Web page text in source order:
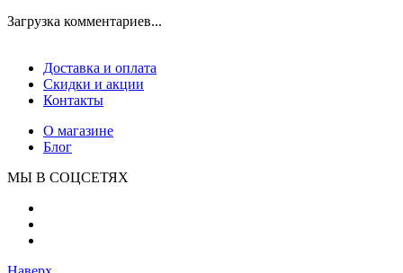
Загрузка комментариев...
Доставка и оплата
Скидки и акции
Контакты
О магазине
Блог
МЫ В СОЦСЕТЯХ